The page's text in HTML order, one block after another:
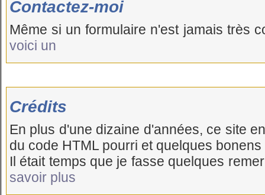
Contactez-moi
Même si un formulaire n'est jamais très
voici un
Crédits
En plus d'une dizaine d'années, ce site
du code HTML pourri et quelques
Il était temps que je fasse quelques
savoir plus